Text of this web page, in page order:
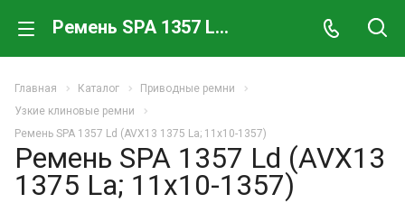
Ремень SPA 1357 Ld (AVX13 1375 La; 11х10-1357)
Главная Каталог
Приводные ремни
Узкие клиновые ремни
Ремень SPA 1357 Ld (AVX13 1375 La; 11х10-1357)
Ремень SPA 1357 Ld (AVX13
1375 La; 11х10-1357)